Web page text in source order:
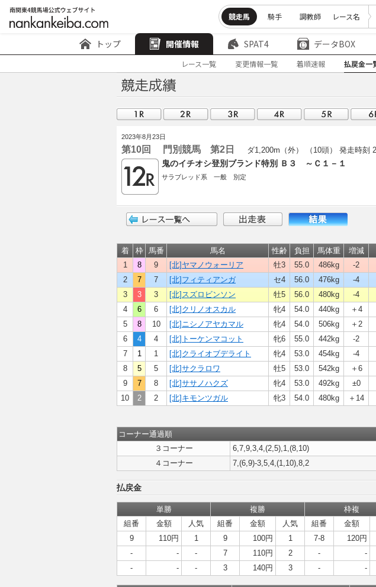
競走馬 騎手 調教師 レース名
トップ 開催情報 SPAT4 データBOX
レース一覧 変更情報一覧 着順速報 払戻金一
2023年8月23日
第10回 門別競馬 第2日 ダ1,200m（外） （10頭） 発走時刻
鬼のイチオシ登別ブランド特別 Ｂ３ ～Ｃ１－１
サラブレッド系 一般 別定
着 枠 馬番 馬名 性齢 負担 馬体重 増減
1
8 9 [北]ヤマノウォーリア 牡3 55.0 486kg -2
2
7 7 [北]フィティアンガ セ4 56.0 476kg -4
3
3 3 [北]スズロビンソン 牡5 56.0 480kg -4
4
6 6 [北]クリノオスカル 牝4 54.0 440kg ＋4
5
8 10 [北]ニシノアヤカマル 牝4 54.0 506kg ＋2
6
4 4 [北]トーケンマコット 牝6 55.0 442kg -2
7
1 1 [北]クライオブデライト 牝4 53.0 454kg -4
8
5 5 [北]サクラロワ 牡5 53.0 542kg ＋6
9
7 8 [北]ササノハクズ 牝4 53.0 492kg ±0
10
2 2 [北]キモンツガル 牝3 54.0 480kg ＋14
コーナー通過順
３コーナー
6,7,9,3,4,(2,5),1,(8,10)
４コーナー
7,(6,9)-3,5,4,(1,10),8,2
払戻金
単勝 複勝 枠複
組番
金額 人気 組番 金額 人気 組番 金額
9
110円 1 9 100円 1 7-8 120円
-
- - 7 110円 2 - -
-
- - 3 140円 3 - -